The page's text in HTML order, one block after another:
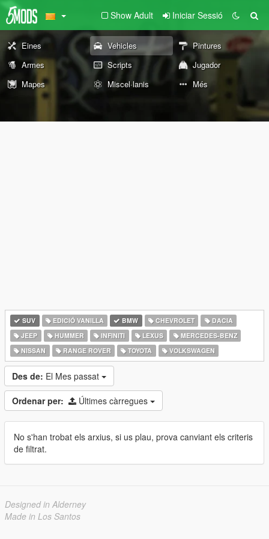
Show Adult Iniciar Sessió
Eines Vehicles
Pintures
Armes
Scripts
Jugador
Mapes
Miscel·lanis Més
SUV EDICIÓ VANILLA BMW CHEVROLET
DACIA
JEEP
HUMMER INFINITI LEXUS
MERCEDES-BENZ
NISSAN
RANGE ROVER TOYOTA VOLKSWAGEN
Des de: El Mes passat
Ordenar per: Últimes càrregues
No s'han trobat els arxius, si us plau, prova canviant els criteris
de filtrat.
Designed in Alderney
Made in Los Santos